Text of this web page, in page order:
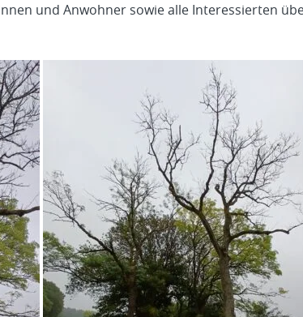
und Anwohner sowie alle Interessierten